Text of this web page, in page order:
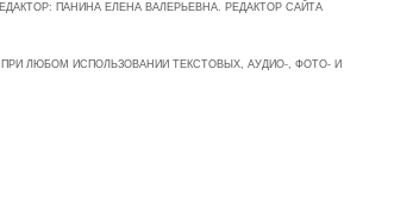
ПАНИНА ЕЛЕНА ВАЛЕРЬЕВНА. РЕДАКТОР САЙТА
ЛЮБОМ ИСПОЛЬЗОВАНИИ ТЕКСТОВЫХ, АУДИО-, ФОТО- И